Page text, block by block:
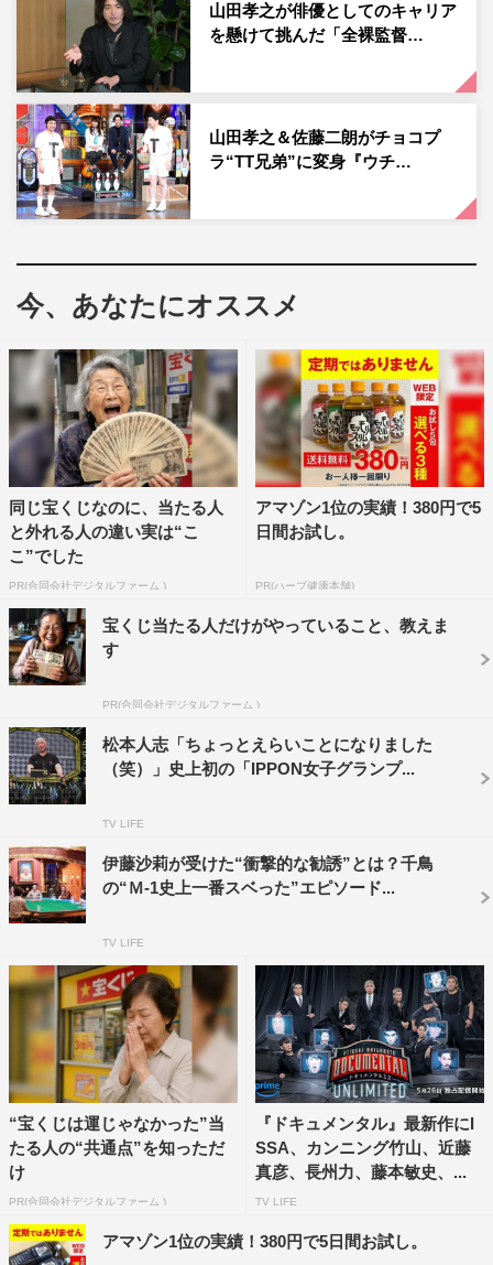
則、大悟（千鳥）、峯岸みなみの4人。松本の解説コメン
トはもちろん、『ドキュメンタル』出場経験も持つ陣内＆
大悟の芸人ならではのコメント、そして、前回の「女子メ
ンタル」で見事優勝を飾った峯岸の応援コメントにも注目
だ。
収録後、松本は「今回は撮れ高がすごかった。隅から隅ま
でしっかり面白くなってるので、かなり期待値を上げて見
たなと。我々芸人もうかうかしていられない」と満足げに
語った。
土曜プレミアム『まっちゃんねる』
フジテレビ系
2021年6月19日（土）後9時～11時10分
＜出演者＞
松本人志
「イケメンタル」出場者
木村昴、島太星（NORD）、JOY、高橋克典、武田真治、
山田孝之
※五十音順
「女子メンタル」出場者
井上咲楽、神田愛花、菊地亜美、鈴木奈々、野呂佳代、浜
口京子、ファーストサマーウイカ、丸山桂里奈
※五十音順
見届け人
陣内智則、大悟（千鳥）、峯岸みなみ
この記事の写真
山田孝之が俳優としてのキャリア
を懸けて挑んだ「全裸監督…
山田孝之＆佐藤二朗がチョコプ
ラ“TT兄弟”に変身『ウチ…
今、あなたにオススメ
同じ宝くじなのに、当たる人
と外れる人の違い実は“こ
こ”でした
PR(合同会社デジタルファーム )
アマゾン1位の実績！380円で5
日間お試し。
PR(ハーブ健康本舗)
宝くじ当たる人だけがやっていること、教えま
す
PR(合同会社デジタルファーム )
松本人志「ちょっとえらいことになりました
（笑）」史上初の「IPPON女子グランプ...
TV LIFE
伊藤沙莉が受けた“衝撃的な勧誘”とは？千鳥
の“Ｍ-1史上一番スベった”エピソード...
TV LIFE
“宝くじは運じゃなかった”当
たる人の“共通点”を知っただ
け
PR(合同会社デジタルファーム )
『ドキュメンタル』最新作にI
SSA、カンニング竹山、近藤
真彦、長州力、藤本敏史、...
TV LIFE
アマゾン1位の実績！380円で5日間お試し。